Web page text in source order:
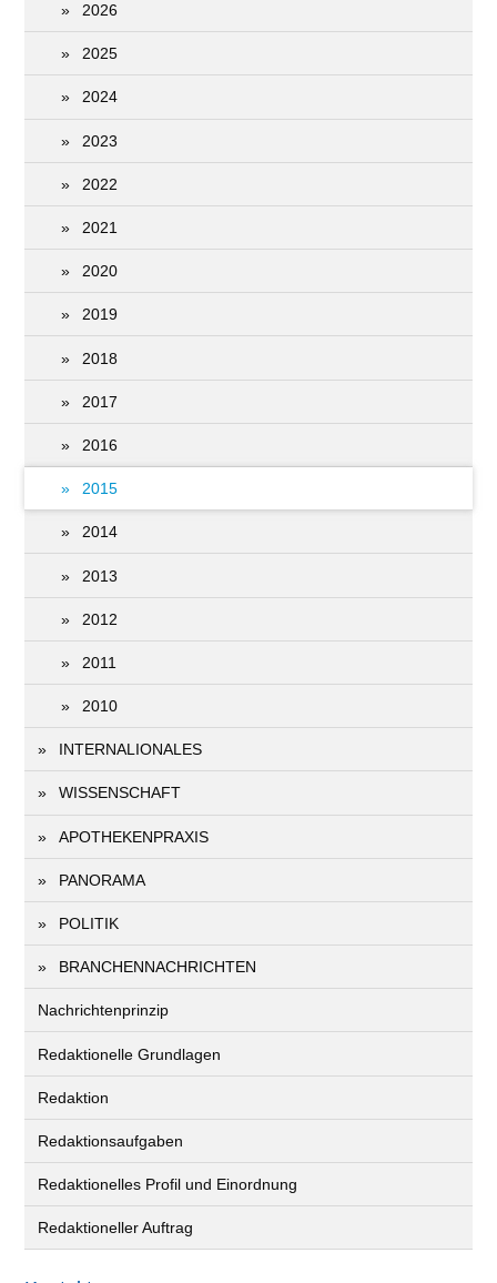
2026
2025
2024
2023
2022
2021
2020
2019
2018
2017
2016
2015
2014
2013
2012
2011
2010
INTERNALIONALES
WISSENSCHAFT
APOTHEKENPRAXIS
PANORAMA
POLITIK
BRANCHENNACHRICHTEN
Nachrichtenprinzip
Redaktionelle Grundlagen
Redaktion
Redaktionsaufgaben
Redaktionelles Profil und Einordnung
Redaktioneller Auftrag